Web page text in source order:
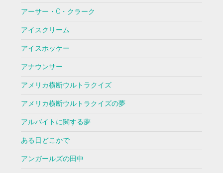
アーサー・C・クラーク
アイスクリーム
アイスホッケー
アナウンサー
アメリカ横断ウルトラクイズ
アメリカ横断ウルトラクイズの夢
アルバイトに関する夢
ある日どこかで
アンガールズの田中